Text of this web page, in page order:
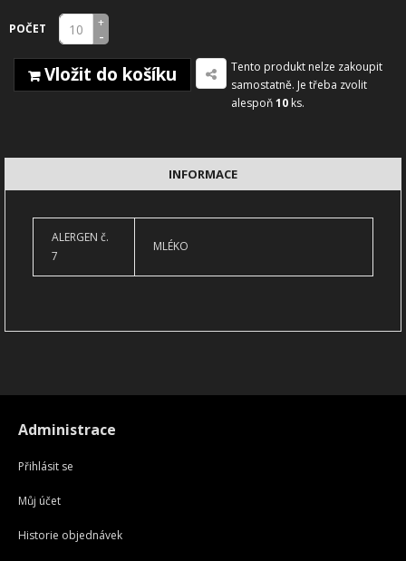
POČET +
-
Vložit do košíku
Tento produkt nelze zakoupit
samostatně. Je třeba zvolit
alespoň10 ks.
INFORMACE
ALERGEN č.
7
MLÉKO
Administrace
Přihlásit se
Můj účet
Historie objednávek